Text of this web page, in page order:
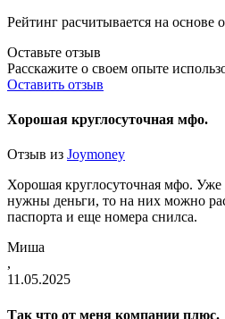
Рейтинг расчитывается на основе
Оставьте отзыв
Расскажите о своем опыте
Оставить отзыв
Хорошая круглосуточная мфо.
Отзыв из Joymoney
Хорошая круглосуточная мфо. Уже
нужны деньги, то на них можно
паспорта и еще номера снилса.
Миша
,
11.05.2025
Так что от меня компании плюс.